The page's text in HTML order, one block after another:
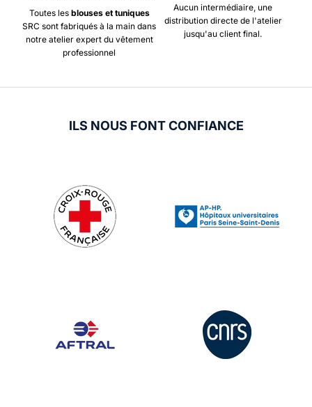
Toutes les blouses et tuniques
SRC sont fabriqués à la main dans
notre atelier expert du vêtement
professionnel
Aucun intermédiaire, une
distribution directe de l'atelier
jusqu'au client final.
ILS NOUS FONT CONFIANCE